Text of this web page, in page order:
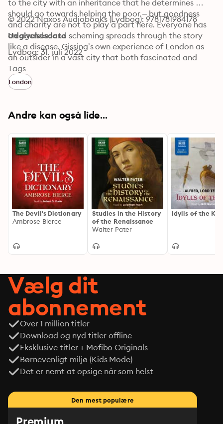
to the city with an inheritance that he determines
should go towards helping the poor – but goodness
and charity are not to play a part here. Everyone has
an agenda, and scheming spreads through the story
like a disease. Gissing’s own experience of London as
an outsider in a vast city that both fascinated and
appalled him gave him the tools and the drive to
create a visceral sense of place. Life is unremittingly
grim for just about everyone, from the weak and well-
and her feckless rival Pennyloaf Candy. The author
offers no escape from the gloomy cycle, and there is
portrait of human nature.
© 2022 Naxos Audiobooks (Lydbog): 9781781984178
Udgivelsesdato
Lydbog: 31. juli 2022
Tags
London
Andre kan også lide...
The Devil's Dictionary
Ambrose Bierce
Studies in the History
of the Renaissance
Walter Pater
Idylls of the
Vælg dit
abonnement
Over 1 million titler
Download og nyd titler offline
Eksklusive titler + Mofibo Originals
Børnevenligt miljø (Kids Mode)
Det er nemt at opsige når som helst
Den mest populære